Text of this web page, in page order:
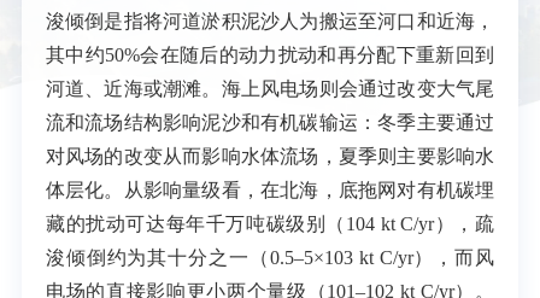
浚倾倒是指将河道淤积泥沙人为搬运至河口和近海，
其中约50%会在随后的动力扰动和再分配下重新回到
河道、近海或潮滩。海上风电场则会通过改变大气尾
流和流场结构影响泥沙和有机碳输运：冬季主要通过
对风场的改变从而影响水体流场，夏季则主要影响水
体层化。从影响量级看，在北海，底拖网对有机碳埋
藏的扰动可达每年千万吨碳级别（104 kt C/yr），疏
浚倾倒约为其十分之一（0.5–5×103 kt C/yr），而风
电场的直接影响更小两个量级（101–102 kt C/yr）。